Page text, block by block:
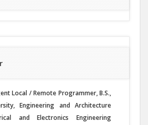
Local / Remote Programmer, B.S.,
Engineering and Architecture
and Electronics Engineering